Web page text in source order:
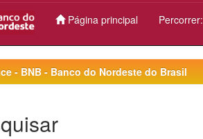
Página principal Percorrer:
- BNB - Banco do Nordeste do Brasil